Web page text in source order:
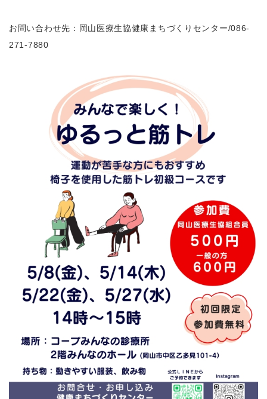
お問い合わせ先：岡山医療生協健康まちづくりセンター/086-
271-7880